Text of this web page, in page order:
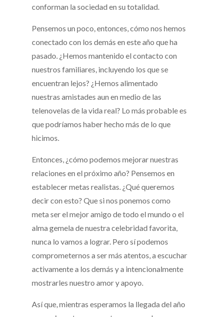
conforman la sociedad en su totalidad.
Pensemos un poco, entonces, cómo nos hemos
conectado con los demás en este año que ha
pasado. ¿Hemos mantenido el contacto con
nuestros familiares, incluyendo los que se
encuentran lejos? ¿Hemos alimentado
nuestras amistades aun en medio de las
telenovelas de la vida real? Lo más probable es
que podríamos haber hecho más de lo que
hicimos.
Entonces, ¿cómo podemos mejorar nuestras
relaciones en el próximo año? Pensemos en
establecer metas realistas. ¿Qué queremos
decir con esto? Que si nos ponemos como
meta ser el mejor amigo de todo el mundo o el
alma gemela de nuestra celebridad favorita,
nunca lo vamos a lograr. Pero sí podemos
comprometernos a ser más atentos, a escuchar
activamente a los demás y a intencionalmente
mostrarles nuestro amor y apoyo.
Así que, mientras esperamos la llegada del año